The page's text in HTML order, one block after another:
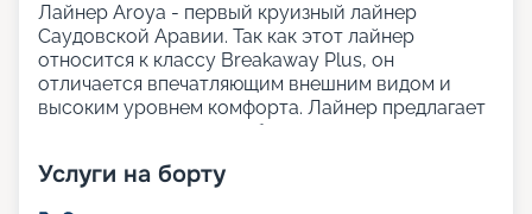
Лайнер Aroya - первый круизный лайнер
Саудовской Аравии. Так как этот лайнер
относится к классу Breakaway Plus, он
отличается впечатляющим внешним видом и
высоким уровнем комфорта. Лайнер предлагает
просторные, светлые общественные зоны,
представлено множество ресторанов, широкий
Услуги на борту